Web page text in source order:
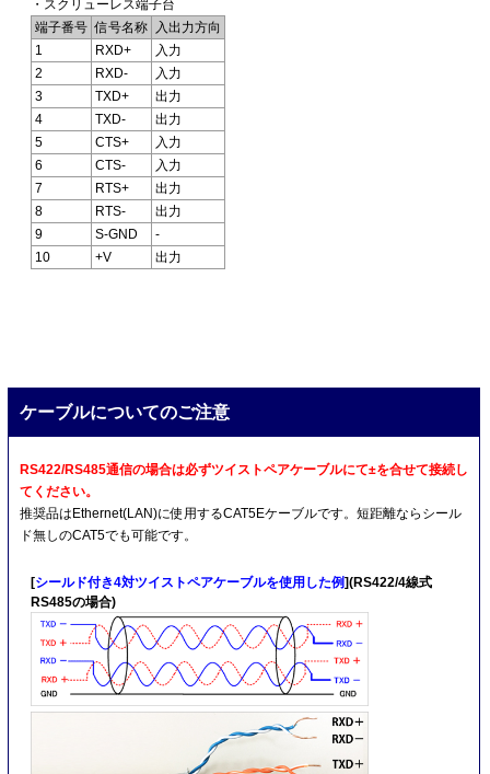
・スクリューレス端子台
端子番号 信号名称
入出力方向
1
RXD+
入力
2
RXD-
入力
3
TXD+
出力
4
TXD-
出力
5
CTS+
入力
6
CTS-
入力
7
RTS+
出力
8
RTS-
出力
9
S-GND
-
10
+V 出力
ケーブルについてのご注意
RS422/RS485通信の場合は必ずツイストペアケーブルにて±を合せて接続し
てください。
推奨品はEthernet(LAN)に使用するCAT5Eケーブルです。短距離ならシール
ド無しのCAT5でも可能です。
[シールド付き4対ツイストペアケーブルを使用した例](RS422/4線式
RS485の場合)